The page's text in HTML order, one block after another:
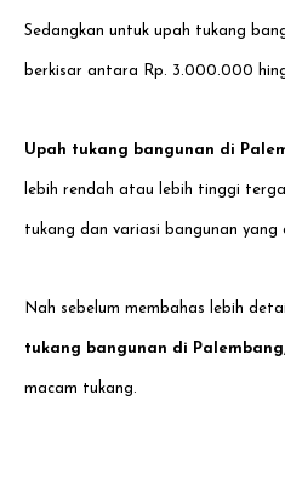
Sedangkan untuk upah tukang
berkisar antara Rp. 3.000.000
Upah tukang bangunan di
lebih rendah atau lebih tinggi
tukang dan variasi bangunan yang
Nah sebelum membahas lebih
tukang bangunan di Palembang
macam tukang.